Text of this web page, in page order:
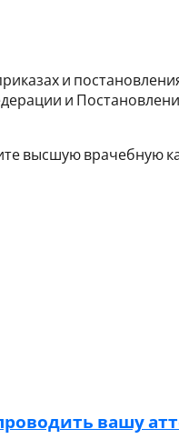
и
и
высшую врачебную
вашу